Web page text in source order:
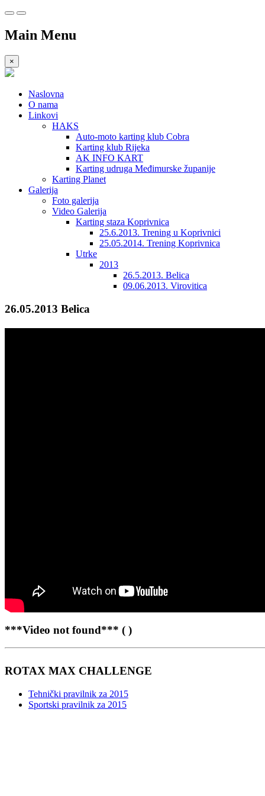
Main Menu
×
Naslovna
O nama
Linkovi
HAKS
Auto-moto karting klub Cobra
Karting klub Rijeka
AK INFO KART
Karting udruga Međimurske županije
Karting Planet
Galerija
Foto galerija
Video Galerija
Karting staza Koprivnica
25.6.2013. Trening u Koprivnici
25.05.2014. Trening Koprivnica
Utrke
2013
26.5.2013. Belica
09.06.2013. Virovitica
26.05.2013 Belica
***Video not found*** ( )
ROTAX MAX CHALLENGE
Tehnički pravilnik za 2015
Sportski pravilnik za 2015